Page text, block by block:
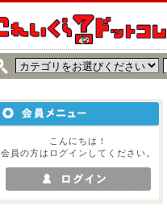
こんにちは！
会員の方はログインしてください。